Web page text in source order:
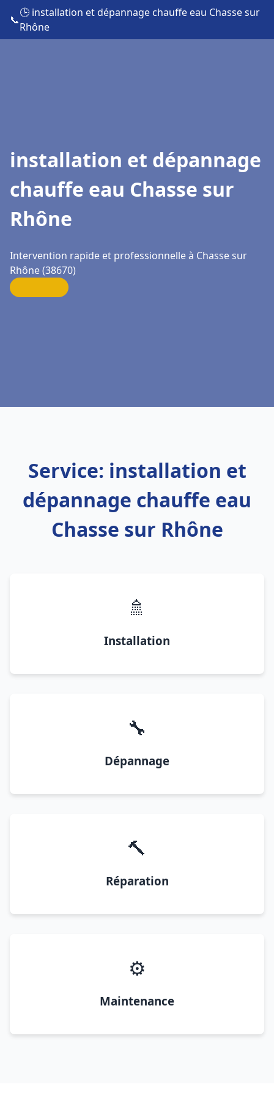
📞
🕒 installation et dépannage chauffe eau Chasse sur
Rhône
installation et dépannage
chauffe eau Chasse sur
Rhône
Intervention rapide et professionnelle à Chasse sur
Rhône (38670)
Service: installation et
dépannage chauffe eau
Chasse sur Rhône
🚿
Installation
🔧
Dépannage
🔨
Réparation
⚙️
Maintenance